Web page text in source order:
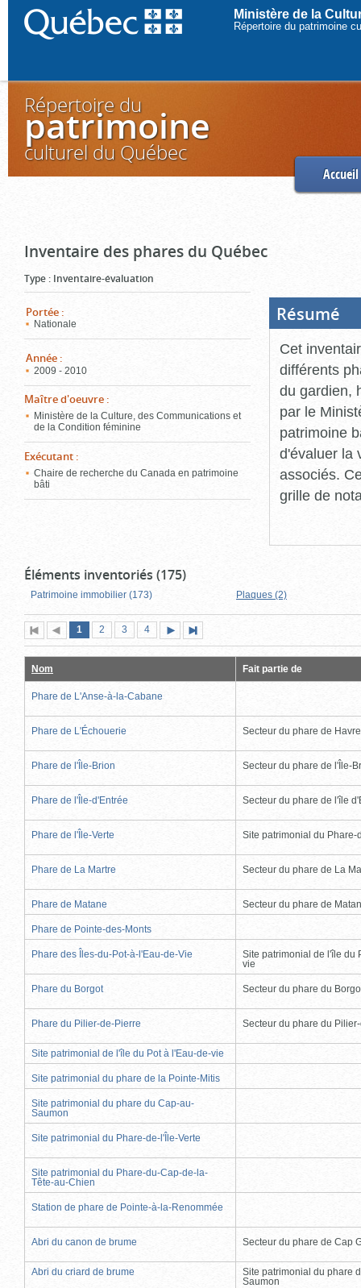
Ministère de la
Répertoire du patrimoine
Répertoire du
patrimoine
culturel du Québec
Accueil
Inventaire des phares du Québec
Type : Inventaire-évaluation
Portée :
Nationale
Année :
2009 - 2010
Maître d'oeuvre :
Ministère de la Culture, des Communications et
de la Condition féminine
Exécutant :
Chaire de recherche du Canada en patrimoine
bâti
Résumé
Cet
différents
du gardien,
par le
patrimoine
d'évaluer la
associés.
grille de
Éléments inventoriés (175)
Patrimoine immobilier (173) Plaques (2)
Première
page
Page
précédente
Page
1 (page
actuelle)
Page
2 Page
3 Page
4
suivante
page
Nom Fait partie de
Phare de L'Anse-à-la-Cabane
Phare de L'Échouerie Secteur du phare de
Phare de l'Île-Brion Secteur du phare de l'Île-
Phare de l'Île-d'Entrée Secteur du phare de l'île
Phare de l'Île-Verte Site patrimonial du Phare-
Phare de La Martre Secteur du phare de La
Phare de Matane Secteur du phare de
Phare de Pointe-des-Monts
Phare des Îles-du-Pot-à-l'Eau-de-Vie
Site patrimonial de l'île du
vie
Phare du Borgot Secteur du phare du
Phare du Pilier-de-Pierre Secteur du phare du
Site patrimonial de l'île du Pot à l'Eau-de-vie
Site patrimonial du phare de la Pointe-Mitis
Site patrimonial du phare du Cap-au-
Saumon
Site patrimonial du Phare-de-l'Île-Verte
Site patrimonial du Phare-du-Cap-de-la-
Tête-au-Chien
Station de phare de Pointe-à-la-Renommée
Abri du canon de brume Secteur du phare de Cap
Abri du criard de brume
Site patrimonial du phare
Saumon